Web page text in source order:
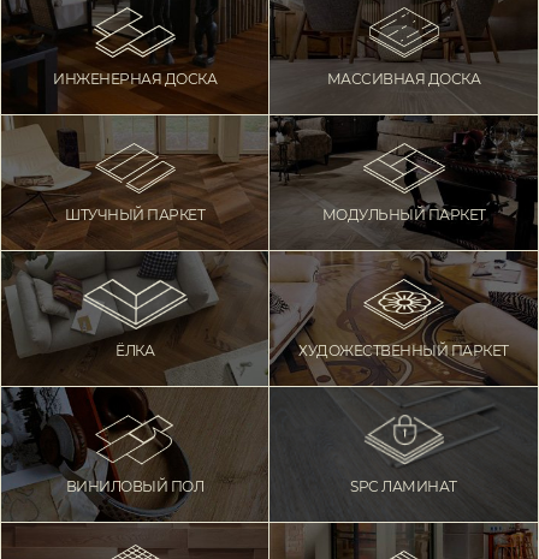
ИНЖЕНЕРНАЯ ДОСКА МАССИВНАЯ ДОСКА
ШТУЧНЫЙ ПАРКЕТ МОДУЛЬНЫЙ ПАРКЕТ
ЁЛКА ХУДОЖЕСТВЕННЫЙ ПАРКЕТ
ВИНИЛОВЫЙ ПОЛ SPC ЛАМИНАТ